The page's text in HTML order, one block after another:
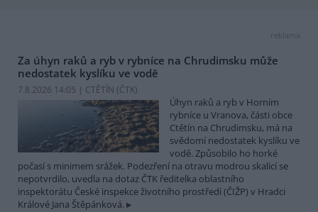
reklama
Za úhyn raků a ryb v rybníce na Chrudimsku může
nedostatek kyslíku ve vodě
7.8.2026 14:05 | CTĚTÍN (ČTK)
Úhyn raků a ryb v Horním
rybníce u Vranova, části obce
Ctětín na Chrudimsku, má na
svědomí nedostatek kyslíku ve
vodě. Způsobilo ho horké
počasí s minimem srážek. Podezření na otravu modrou skalicí se
nepotvrdilo, uvedla na dotaz ČTK ředitelka oblastního
inspektorátu České inspekce životního prostředí (ČIŽP) v Hradci
Králové Jana Štěpánková.